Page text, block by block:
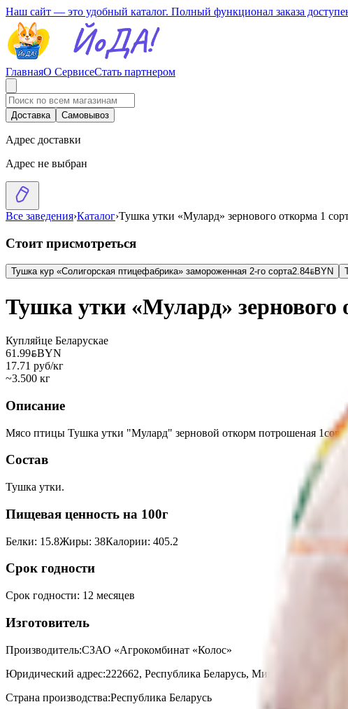
Наш сайт — это удобный каталог. Полный функционал заказа
ГлавнаяО СервисеСтать партнером
Доставка Самовывоз
Адрес доставки
Адрес не выбран
Все заведения›Каталог›Тушка утки «Мулард» зернового откорма 1
Стоит присмотреться
Тушка кур «Солигорская птицефабрика» замороженная 2-го сорта2.84BYNBYN
Тушка утки «Мулард» зернового
Купляйце Беларускае
61.99BYNBYN
17.71 руб/кг
~3.500 кг
Описание
Мясо птицы Тушка утки "Мулард" зерновой откорм потрошеная 1сорт
Состав
Тушка утки.
Пищевая ценность на 100г
Белки: 15.8Жиры: 38Калории: 405.2
Срок годности
Срок годности: 12 месяцев
Изготовитель
Производитель:СЗАО «Агрокомбинат «Колос»
Юридический адрес:222662, Республика Беларусь, Минская обл.,
Страна производства:Республика Беларусь